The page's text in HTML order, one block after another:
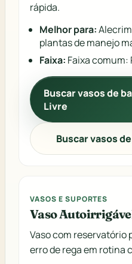
rápida.
Melhor para:
plantas de manejo
Faixa: Faixa comum:
Buscar vasos de
Livre
Buscar vasos
VASOS E SUPORTES
Vaso
Vaso com reservatório
erro de rega em rotina